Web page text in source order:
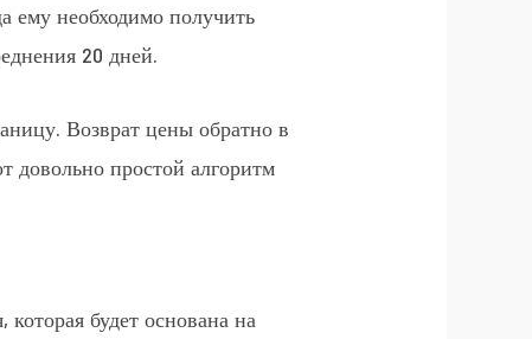
ему необходимо получить
20 дней.
Возврат цены обратно в
довольно простой алгоритм
будет основана на